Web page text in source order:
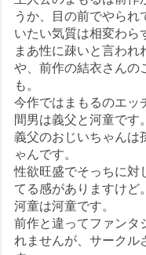
うか、目の前でやられ
いたい気質は相変わら
まあ性に疎いと言わ
や、前作の結衣さんの
も。
今作ではまもるのエッ
間男は義父と河童です。
義父のおじいちゃんは
ゃんです。
性欲旺盛でそっちに対
てる感がありますけど。
河童は河童です。
前作と違ってファンタ
れませんが、サークル